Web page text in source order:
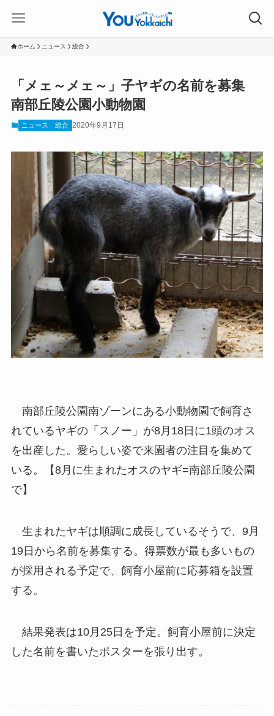
ホーム ニュース 総合
「メェ～メェ～」子ヤギの名前を募集
南部丘陵公園小動物園
ニュース 総合 2020年9月17日
南部丘陵公園南ゾーンにある小動物園で飼育さ
れているヤギの「スノー」が8月18日に1頭のオス
を出産した。愛らしい姿で来園者の注目を集めて
いる。【8月に生まれたオスのヤギ=南部丘陵公園
で】
生まれたヤギは順調に成長しているそうで、9月
19日から名前を募集する。得票数が最も多いもの
が採用される予定で、飼育小屋前に応募箱を設置
する。
結果発表は10月25日を予定。飼育小屋前に決定
した名前を書いたポスターを張り出す。